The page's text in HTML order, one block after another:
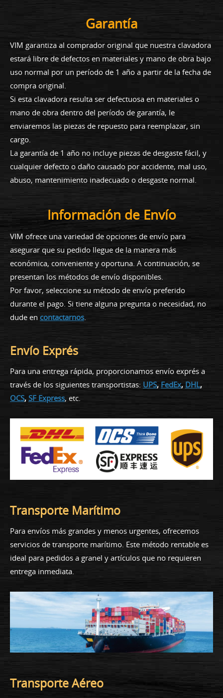
Garantía
VIM garantiza al comprador original que nuestra clavadora
estará libre de defectos en materiales y mano de obra bajo
uso normal por un período de 1 año a partir de la fecha de
compra original.
Si esta clavadora resulta ser defectuosa en materiales o
mano de obra dentro del período de garantía, le
enviaremos las piezas de repuesto para reemplazar, sin
cargo.
La garantía de 1 año no incluye piezas de desgaste fácil, y
cualquier defecto o daño causado por accidente, mal uso,
abuso, mantenimiento inadecuado o desgaste normal.
Información de Envío
VIM ofrece una variedad de opciones de envío para
asegurar que su pedido llegue de la manera más
económica, conveniente y oportuna. A continuación, se
presentan los métodos de envío disponibles.
Por favor, seleccione su método de envío preferido
durante el pago. Si tiene alguna pregunta o necesidad, no
dude en contactarnos.
Envío Exprés
Para una entrega rápida, proporcionamos envío exprés a
través de los siguientes transportistas: UPS, FedEx, DHL,
OCS, SF Express, etc.
Transporte Marítimo
Para envíos más grandes y menos urgentes, ofrecemos
servicios de transporte marítimo. Este método rentable es
ideal para pedidos a granel y artículos que no requieren
entrega inmediata.
Transporte Aéreo